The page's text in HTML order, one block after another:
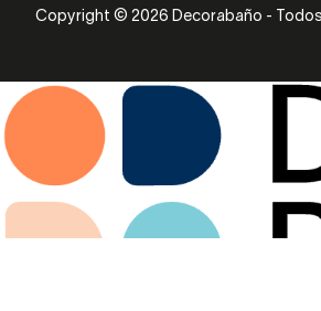
Copyright © 2026 Decorabaño -